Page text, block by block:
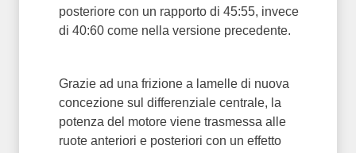
posteriore con un rapporto di 45:55, invece
di 40:60 come nella versione precedente.
Grazie ad una frizione a lamelle di nuova
concezione sul differenziale centrale, la
potenza del motore viene trasmessa alle
ruote anteriori e posteriori con un effetto